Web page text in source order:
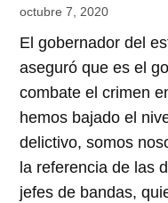
octubre 7, 2020
El gobernador del
aseguró que es el
combate el crimen
hemos bajado el
delictivo, somos
la referencia de las
jefes de bandas,